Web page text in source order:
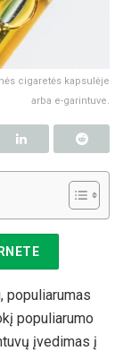
cigaretės kapsulėje
arba e-garintuve.
populiarumas
populiarumo
įvedimas į